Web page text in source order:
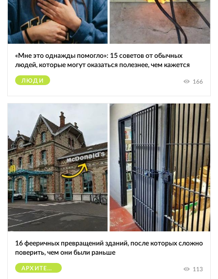
«Мне это однажды помогло»: 15 советов от обычных
людей, которые могут оказаться полезнее, чем кажется
ЛЮДИ 166
16 фееричных превращений зданий, после которых сложно
поверить, чем они были раньше
АРХИТЕКТУРА 113